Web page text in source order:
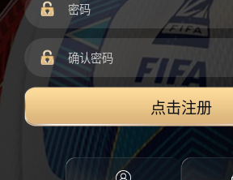
点击注册